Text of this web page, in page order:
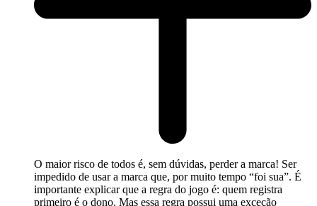
O maior risco de todos é, sem dúvidas, perder a marca! Ser
impedido de usar a marca que, por muito tempo “foi sua”. É
importante explicar que a regra do jogo é: quem registra
primeiro é o dono. Mas essa regra possui uma exceção